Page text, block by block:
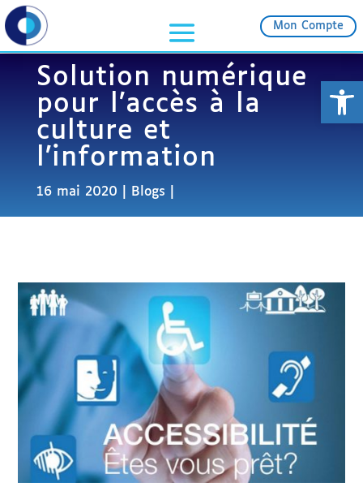
Ouvrir
Mon Compte
Solution numérique
pour l’accès à la
culture et
l’information
16 mai 2020 Blogs